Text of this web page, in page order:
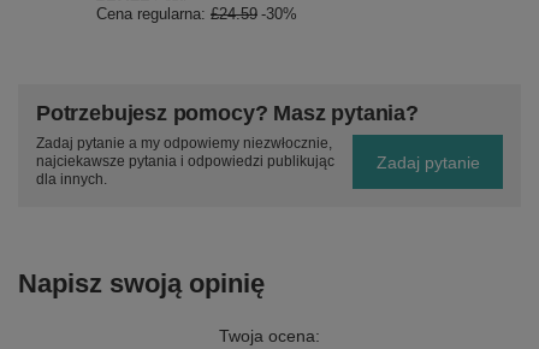
Cena regularna: £24.59 -30%
Potrzebujesz pomocy? Masz pytania?
Zadaj pytanie a my odpowiemy niezwłocznie,
najciekawsze pytania i odpowiedzi publikując
dla innych.
Zadaj pytanie
Napisz swoją opinię
Twoja ocena: